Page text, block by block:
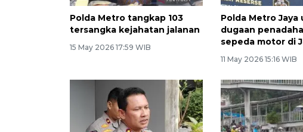
Polda Metro tangkap 103
tersangka kejahatan jalanan
15 May 2026 17:59 WIB
Polda Metro Jaya
dugaan
sepeda motor di
11 May 2026 15:16 WIB